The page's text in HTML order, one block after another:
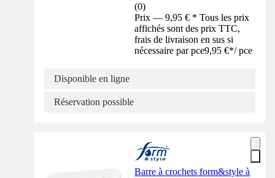
(0)
Prix — 9,95 € * Tous les prix
affichés sont des prix TTC,
frais de livraison en sus si
nécessaire par pce9,95 €*/ pce
Disponible en ligne
Réservation possible
Barre à crochets form&style à